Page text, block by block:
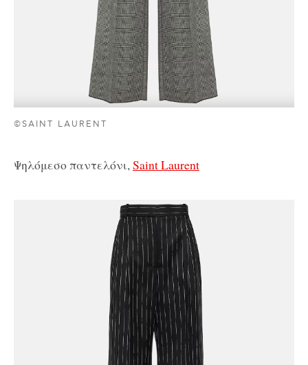
©SAINT LAURENT
Ψηλόμεσο παντελόνι,Saint Laurent